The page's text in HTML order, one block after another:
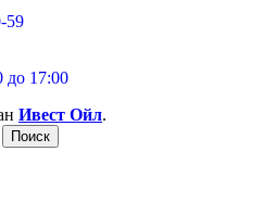
59
17:00
Ивест Ойл.
Поиск